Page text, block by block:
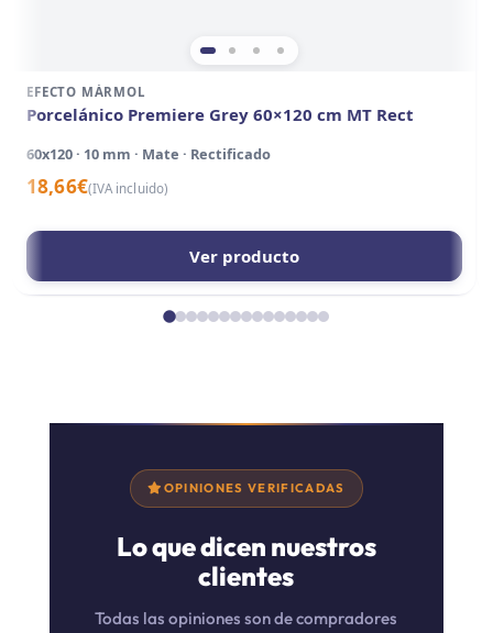
EFECTO MÁRMOL
Porcelánico Premiere Grey 60×120 cm MT Rect
60x120 · 10 mm · Mate · Rectificado
18,66€(IVA incluido)
Ver producto
OPINIONES VERIFICADAS
Lo que dicen nuestros
clientes
Todas las opiniones son de compradores